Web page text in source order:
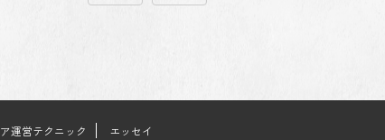
運営テクニック エッセイ